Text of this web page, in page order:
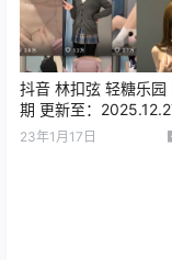
抖音 林扣弦 轻糖乐
期 更新至：
23年1月17日